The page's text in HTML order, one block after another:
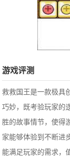
游戏评测
救救国王是一款极具
巧妙，既考验玩家的
胜的故事情节，使得
家能够体验到不断进
能满足玩家的需求，